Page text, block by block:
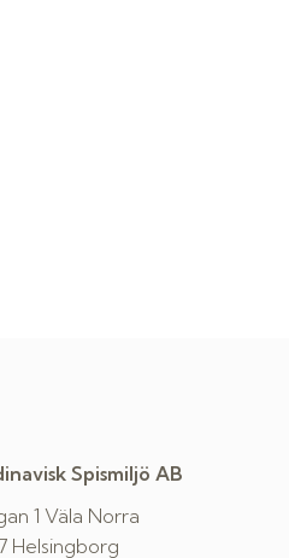
Spismiljö AB
1 Väla Norra
Helsingborg